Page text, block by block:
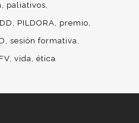
paliativos
PILDORA
premio
sesión formativa
vida ética